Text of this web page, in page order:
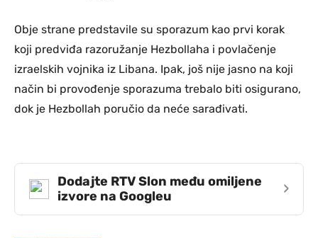
Obje strane predstavile su sporazum kao prvi korak
koji predviđa razoružanje Hezbollaha i povlačenje
izraelskih vojnika iz Libana. Ipak, još nije jasno na koji
način bi provođenje sporazuma trebalo biti osigurano,
dok je Hezbollah poručio da neće sarađivati.
Dodajte RTV Slon među omiljene
izvore na Googleu
›